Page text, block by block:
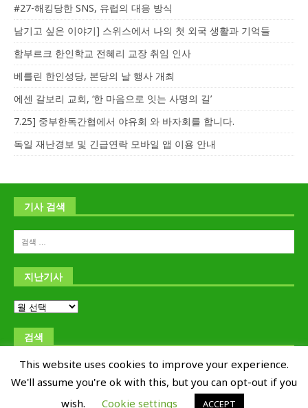
#27-해킹당한 SNS, 유럽의 대응 방식
남기고 싶은 이야기] 스위스에서 나의 첫 외국 생활과 기억들
함부르크 한인학교 전혜리 교장 취임 인사
베를린 한인성당, 본당의 날 행사 개최
에센 갈보리 교회, ‘한 마음으로 잇는 사명의 길’
7.25] 중부한독간협에서 야유회 와 바자회를 합니다.
독일 재난경보 및 긴급연락 모바일 앱 이용 안내
기사 검색
지난기사
검색
This website uses cookies to improve your experience.
We'll assume you're ok with this, but you can opt-out if you
wish.
Cookie settings ACCEPT